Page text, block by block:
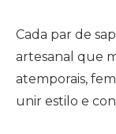
Cada par de
artesanal que
atemporais,
unir estilo e